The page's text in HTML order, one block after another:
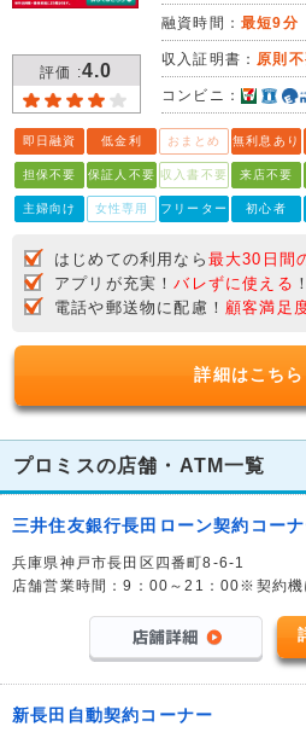
評価 :4.0
融資時間： 最短9分
収入証明書： 原則
コンビニ：
即日融資 低金利 おまとめ 無利息あり
担保不要 保証人不要 収入書不要 来店不要
主婦向け 女性専用 フリーター 初心者
はじめての利用なら 最大30日間
アプリが充実！バレずに使える ！
電話や郵送物に配慮！ 顧客満足
詳細はこちら
プロミスの店舗・ATM一覧
三井住友銀行長田ローン契約コー
兵庫県神戸市長田区四番町8-6-1
店舗営業時間：9：00～21：00※契約機
新長田自動契約コーナー